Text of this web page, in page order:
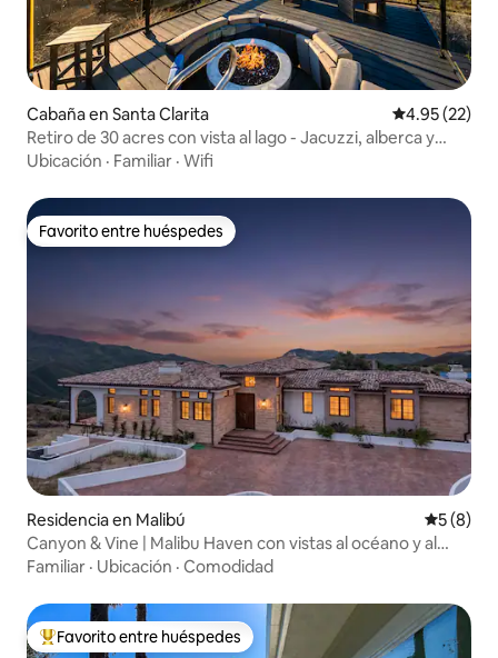
Cabaña en Santa Clarita Calificación
4.95 (22)
Retiro de 30 acres con vista al lago - Jacuzzi, alberca y
sauna
Ubicación · Familiar · Wifi
Favorito entre huéspedes
Favorito entre huéspedes
Residencia en Malibú
5 (8)
Canyon & Vine | Malibu Haven con vistas al océano y al
cañón
Familiar · Ubicación · Comodidad
De los mejores en Favorito entre huéspedes
Favorito entre huéspedes